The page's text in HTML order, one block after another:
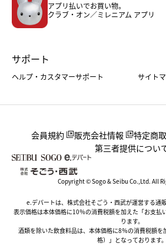
ホーム・キッチン＆アート
アプリ払いでお買い物。
クラブ・オン／ミレニアム アプリ
サポート
ヘルプ・カスタマーサポート サイト
会員規約 販売会社情報
特定商
第三者提供につい
Copyright © Sogo & Seibu Co.,Ltd. All
e.デパートは、株式会社そごう・西武が運営する通
表示価格は本体価格に10％の消費税額を加えた「お支払
ります。
酒類を除いた飲食料品は、本体価格に8％の消費税額
格）」となっております。